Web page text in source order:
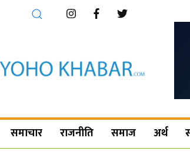
समाचार राजनीति समाज अर्थ